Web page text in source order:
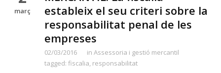
març
estableix el seu criteri sobre la
responsabilitat penal de les
empreses
02/03/2016 in Assessoria i gestió mercantil
tagged: fiscalia, responsabilitat